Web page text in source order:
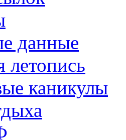
данные
летопись
каникулы